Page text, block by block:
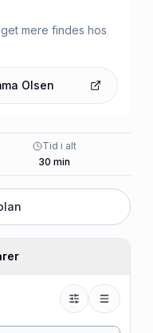
mere findes hos
Olsen
Tid i alt
30 min